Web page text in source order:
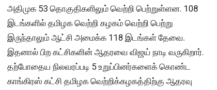
அதிமுக 53 தொகுதிகளிலும் வெற்றி பெற்றுள்ளன. 108
இடங்களில் தமிழக வெற்றி கழகம் வெற்றி பெற்று
இருந்தாலும் ஆட்சி அமைக்க 118 இடங்கள் தேவை.
இதனால் பிற கட்சிகளின் ஆதரவை விஜய் நாடி வருகிறார்.
தற்போதைய நிலவரப்படி 5 உறுப்பினர்களைக் கொண்ட
காங்கிரஸ் கட்சி தமிழக வெற்றிக்கழகத்திற்கு ஆதரவு